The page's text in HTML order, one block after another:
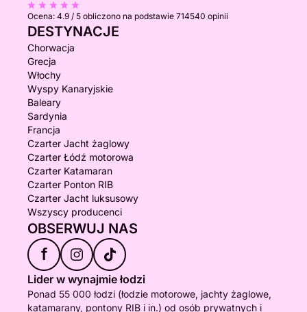
Ocena: 4.9 / 5 obliczono na podstawie 714540 opinii
DESTYNACJE
Chorwacja
Grecja
Włochy
Wyspy Kanaryjskie
Baleary
Sardynia
Francja
Czarter Jacht żaglowy
Czarter Łódź motorowa
Czarter Katamaran
Czarter Ponton RIB
Czarter Jacht luksusowy
Wszyscy producenci
OBSERWUJ NAS
f
Lider w wynajmie łodzi
Ponad 55 000 łodzi (łodzie motorowe, jachty żaglowe,
katamarany, pontony RIB i in.) od osób prywatnych i